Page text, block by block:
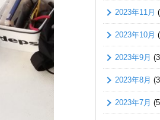
2023年11月
2023年10月
2023年9月
2023年8月
2023年7月